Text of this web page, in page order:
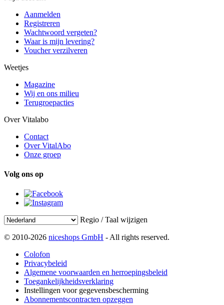
Aanmelden
Registreren
Wachtwoord vergeten?
Waar is mijn levering?
Voucher verzilveren
Weetjes
Magazine
Wij en ons milieu
Terugroepacties
Over Vitalabo
Contact
Over VitalAbo
Onze groep
Volg ons op
Regio / Taal wijzigen
© 2010-2026 niceshops GmbH - All rights reserved.
Colofon
Privacybeleid
Algemene voorwaarden en herroepingsbeleid
Toegankelijkheidsverklaring
Instellingen voor gegevensbescherming
Abonnementscontracten opzeggen